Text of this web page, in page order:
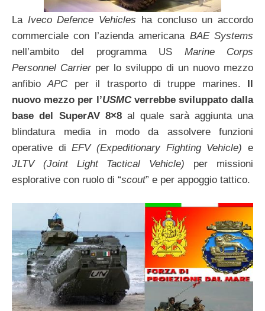
La Iveco Defence Vehicles ha concluso un accordo
commerciale con l’azienda americana BAE Systems
nell’ambito del programma US Marine Corps
Personnel Carrierper lo sviluppo di un nuovo mezzo
anfibioAPCper il trasporto di truppe marines.
nuovo mezzo per l’USMCverrebbe sviluppato dalla
base del SuperAV 8×8al quale sarà aggiunta una
blindatura media in modo da assolvere funzioni
operative diEFV (Expeditionary Fighting Vehicle) e
JLTV (Joint Light Tactical Vehicle) per missioni
esplorative con ruolo di “scout” e per appoggio tattico.